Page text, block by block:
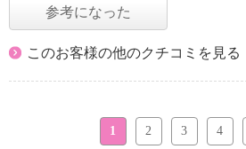
参考になった
このお客様の他のクチコミを見る
1 2 3 4